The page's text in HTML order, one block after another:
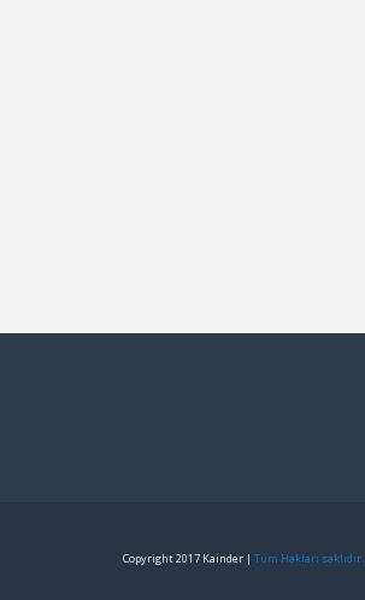
Copyright 2017 Kainder | Tüm Hakları saklıdır.